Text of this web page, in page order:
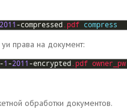
2011 -compressed .pdf compress
права на документ:
-1 -2011 -encrypted .pdf owner_pw
обработки документов.